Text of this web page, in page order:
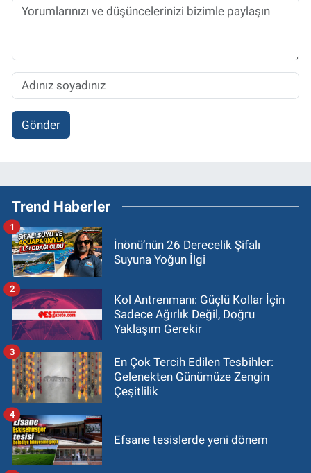
Gönder
Trend Haberler
İnönü’nün 26 Derecelik Şifalı
Suyuna Yoğun İlgi
1
Kol Antrenmanı: Güçlü Kollar İçin
Sadece Ağırlık Değil, Doğru
Yaklaşım Gerekir
2
En Çok Tercih Edilen Tesbihler:
Gelenekten Günümüze Zengin
Çeşitlilik
3
Efsane tesislerde yeni dönem
4